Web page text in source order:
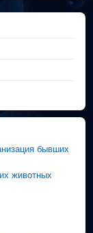
бывших
животных